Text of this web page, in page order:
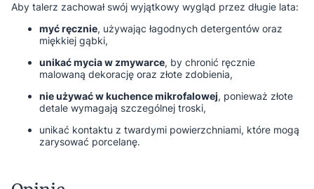
Aby talerz zachował swój wyjątkowy wygląd przez długie lata:
myć ręcznie, używając łagodnych detergentów oraz
miękkiej gąbki,
unikać mycia w zmywarce, by chronić ręcznie
malowaną dekorację oraz złote zdobienia,
nie używać w kuchence mikrofalowej, ponieważ złote
detale wymagają szczególnej troski,
unikać kontaktu z twardymi powierzchniami, które mogą
zarysować porcelanę.